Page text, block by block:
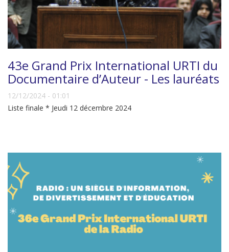
43e Grand Prix International URTI du
Documentaire d’Auteur - Les lauréats
12/12/2024 - 01:01
Liste finale * Jeudi 12 décembre 2024